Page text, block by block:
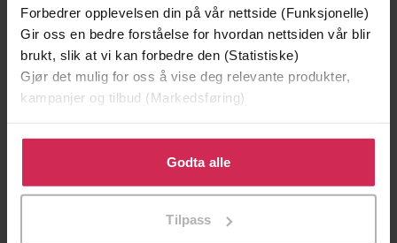
Forbedrer opplevelsen din på vår nettside (Funksjonelle)
Gir oss en bedre forståelse for hvordan nettsiden vår blir
brukt, slik at vi kan forbedre den (Statistiske)
Gjør det mulig for oss å vise deg relevante produkter,
kampanjer og tilbud (Markedsføring)
Klikk på «Godta alle» for å gi oss ditt samtykke til å
bruke cookies for alle disse formålene. Du kan også
tilpasse ditt samtykke til spesifikke formål ved å klikke
Godta alle
Tilpass
169,-
Maja Lunde
Roy Jacobsen